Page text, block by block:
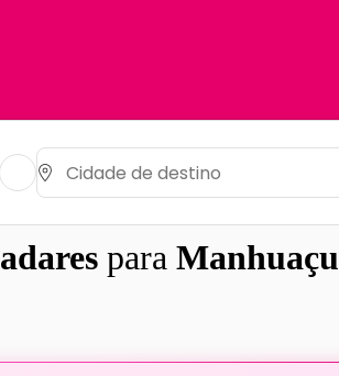
para Manhuaçu